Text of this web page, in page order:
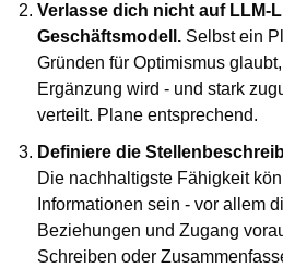
Verlasse dich nicht auf LLM-
Geschäftsmodell. Selbst ein
Gründen für Optimismus
Ergänzung wird - und stark
verteilt. Plane entsprechend.
Die nachhaltigste Fähigkeit
Informationen sein - vor allem
Beziehungen und Zugang
Schreiben oder